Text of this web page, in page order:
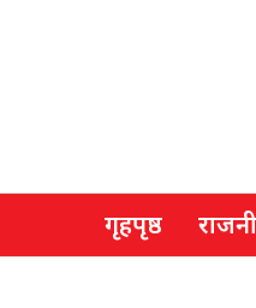
गृहपृष्ठ